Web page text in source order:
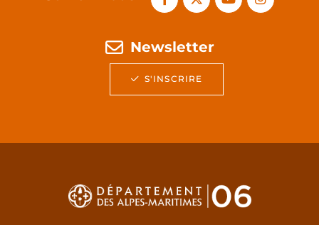
Newsletter
S'INSCRIRE